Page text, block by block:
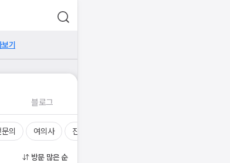
기
블로그
의 여의사 진료시간
방문 많은 순